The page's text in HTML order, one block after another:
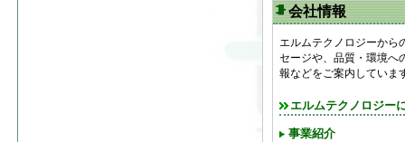
会社情報
エルムテクノロジーから
セージや、品質・環境へ
報などをご案内していま
エルムテクノロジー
事業紹介